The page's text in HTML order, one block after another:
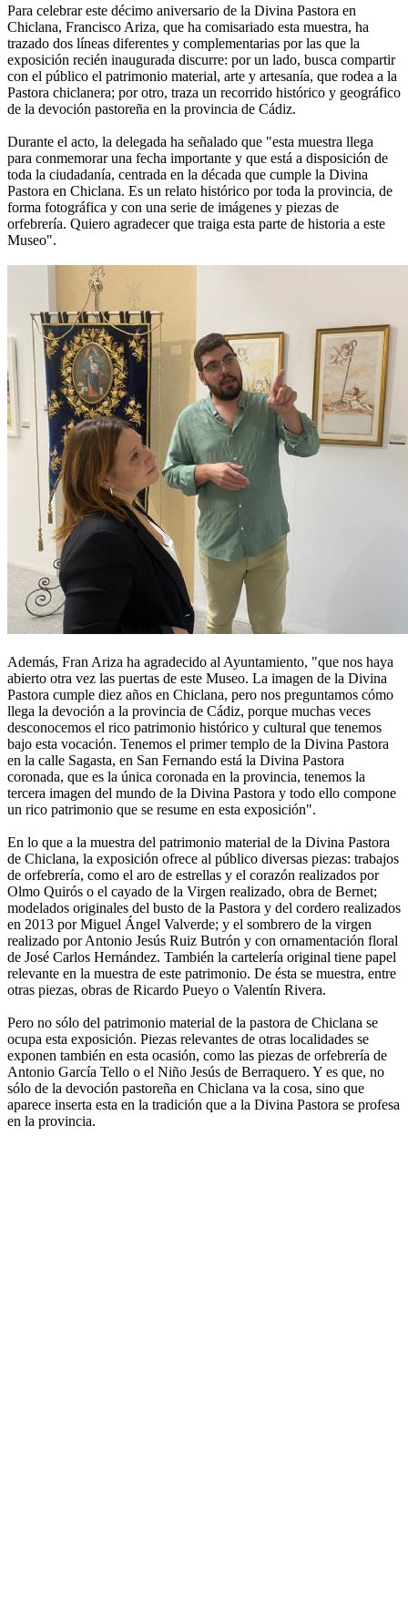
Para celebrar este décimo aniversario de la Divina Pastora en
Chiclana, Francisco Ariza, que ha comisariado esta muestra, ha
trazado dos líneas diferentes y complementarias por las que la
exposición recién inaugurada discurre: por un lado, busca compartir
con el público el patrimonio material, arte y artesanía, que rodea a la
Pastora chiclanera; por otro, traza un recorrido histórico y geográfico
de la devoción pastoreña en la provincia de Cádiz.
Durante el acto, la delegada ha señalado que "esta muestra llega
para conmemorar una fecha importante y que está a disposición de
toda la ciudadanía, centrada en la década que cumple la Divina
Pastora en Chiclana. Es un relato histórico por toda la provincia, de
forma fotográfica y con una serie de imágenes y piezas de
orfebrería. Quiero agradecer que traiga esta parte de historia a este
Museo".
Además, Fran Ariza ha agradecido al Ayuntamiento, "que nos haya
abierto otra vez las puertas de este Museo. La imagen de la Divina
Pastora cumple diez años en Chiclana, pero nos preguntamos cómo
llega la devoción a la provincia de Cádiz, porque muchas veces
desconocemos el rico patrimonio histórico y cultural que tenemos
bajo esta vocación. Tenemos el primer templo de la Divina Pastora
en la calle Sagasta, en San Fernando está la Divina Pastora
coronada, que es la única coronada en la provincia, tenemos la
tercera imagen del mundo de la Divina Pastora y todo ello compone
un rico patrimonio que se resume en esta exposición".
En lo que a la muestra del patrimonio material de la Divina Pastora
de Chiclana, la exposición ofrece al público diversas piezas: trabajos
de orfebrería, como el aro de estrellas y el corazón realizados por
Olmo Quirós o el cayado de la Virgen realizado, obra de Bernet;
modelados originales del busto de la Pastora y del cordero realizados
en 2013 por Miguel Ángel Valverde; y el sombrero de la virgen
realizado por Antonio Jesús Ruiz Butrón y con ornamentación floral
de José Carlos Hernández. También la cartelería original tiene papel
relevante en la muestra de este patrimonio. De ésta se muestra, entre
otras piezas, obras de Ricardo Pueyo o Valentín Rivera.
Pero no sólo del patrimonio material de la pastora de Chiclana se
ocupa esta exposición. Piezas relevantes de otras localidades se
exponen también en esta ocasión, como las piezas de orfebrería de
Antonio García Tello o el Niño Jesús de Berraquero. Y es que, no
sólo de la devoción pastoreña en Chiclana va la cosa, sino que
aparece inserta esta en la tradición que a la Divina Pastora se profesa
en la provincia.